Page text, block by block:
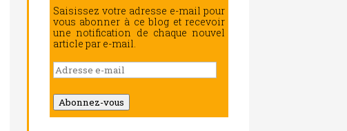
Saisissez votre adresse e-mail pour
vous abonner à ce blog et recevoir
une notification de chaque nouvel
article par e-mail.
Adresse
e-
mail
Abonnez-vous